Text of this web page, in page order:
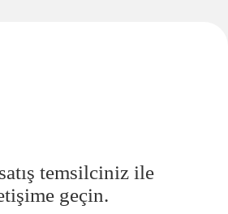
temsilciniz ile
geçin.